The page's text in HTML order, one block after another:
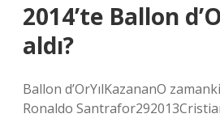
2014’te Ballon
aldı?
Ballon d’OrYılKazananO
Ronaldo